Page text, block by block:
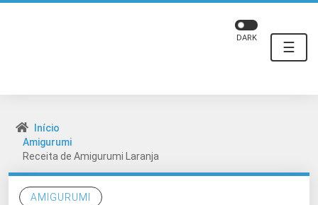
☰
DARK
Início
Amigurumi
Receita de Amigurumi Laranja
AMIGURUMI